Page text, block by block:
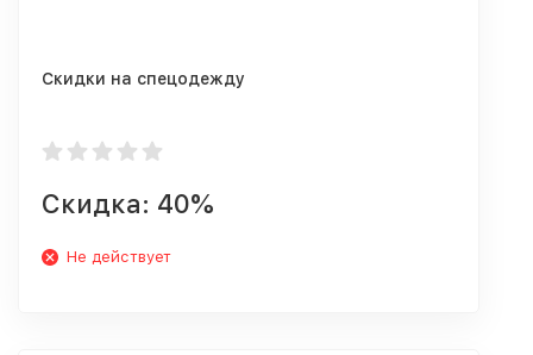
Скидки на спецодежду
Скидка: 40%
Не действует